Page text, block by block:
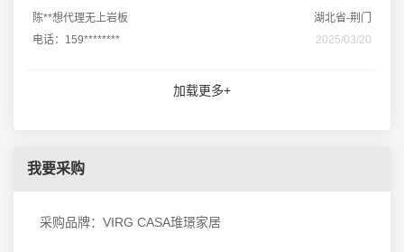
陈**想代理无上岩板
湖北省-荆门
电话：159********
2025/03/20
加载更多+
我要采购
采购品牌：VIRG CASA琟璟家居